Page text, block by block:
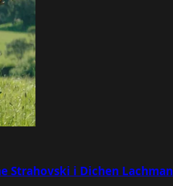
Strahovski i Dichen Lachman